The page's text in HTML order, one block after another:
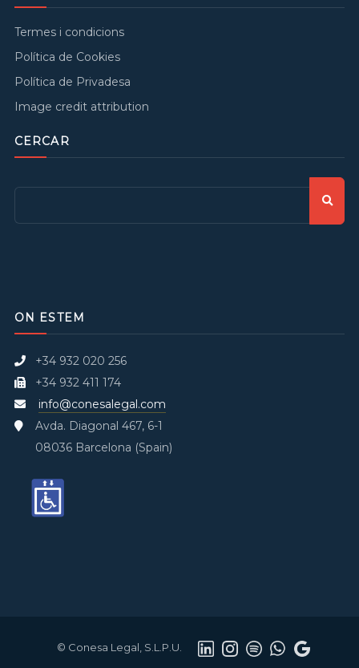
Termes i condicions
Política de Cookies
Política de Privadesa
Image credit attribution
CERCAR
ON ESTEM
+34 932 020 256
+34 932 411 174
info@conesalegal.com
Avda. Diagonal 467, 6-1
08036 Barcelona (Spain)
© Conesa Legal, S.L.P.U.